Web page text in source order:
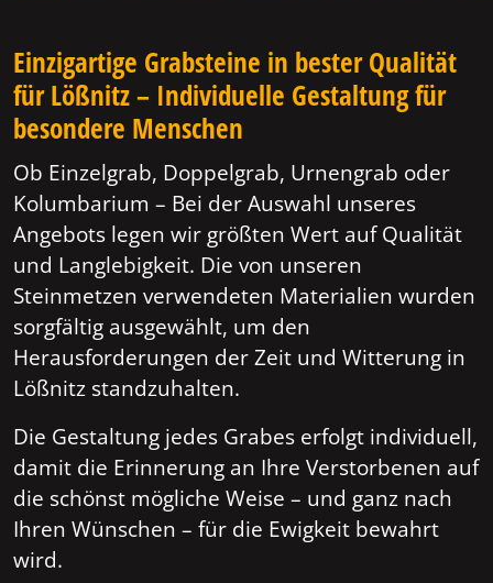
Einzigartige Grabsteine in bester Qualität
für Lößnitz – Individuelle Gestaltung für
besondere Menschen
Ob Einzelgrab, Doppelgrab, Urnengrab oder
Kolumbarium – Bei der Auswahl unseres
Angebots legen wir größten Wert auf Qualität
und Langlebigkeit. Die von unseren
Steinmetzen verwendeten Materialien wurden
sorgfältig ausgewählt, um den
Herausforderungen der Zeit und Witterung in
Lößnitz standzuhalten.
Die Gestaltung jedes Grabes erfolgt individuell,
damit die Erinnerung an Ihre Verstorbenen auf
die schönst mögliche Weise – und ganz nach
Ihren Wünschen – für die Ewigkeit bewahrt
wird.